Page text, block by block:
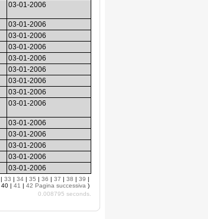
03-01-2006
03-01-2006
03-01-2006
03-01-2006
03-01-2006
03-01-2006
03-01-2006
03-01-2006
03-01-2006
03-01-2006
03-01-2006
03-01-2006
03-01-2006
03-01-2006
| 33 | 34 | 35 | 36 | 37 | 38 | 39 |
40 | 41 | 42 Pagina successiva )
0.008795 seconds.